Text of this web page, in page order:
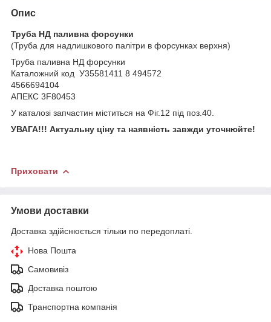
Опис
Труба НД паливна форсунки
(Труба для надлишкового палітри в форсунках верхня)
Труба паливна НД форсунки
Каталожний код У35581411 8 494572
4566694104
АПЕКС 3F80453
У каталозі запчастин міститься на Фіг.12 під поз.40.
УВАГА!!! Актуальну ціну та наявність завжди уточнюйте!
Приховати
Умови доставки
Доставка здійснюється тільки по передоплаті.
Нова Пошта
Самовивіз
Доставка поштою
Транспортна компанія